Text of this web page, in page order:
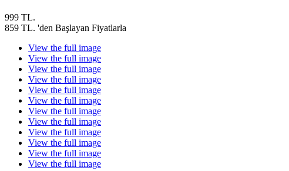
999 TL.
859 TL. 'den Başlayan Fiyatlarla
View the full image
View the full image
View the full image
View the full image
View the full image
View the full image
View the full image
View the full image
View the full image
View the full image
View the full image
View the full image